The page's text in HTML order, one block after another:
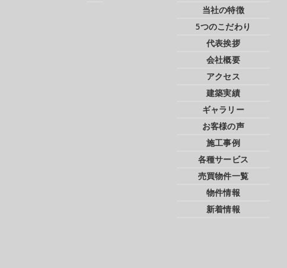
当社の特徴
5つのこだわり
代表挨拶
会社概要
アクセス
建築実績
ギャラリー
お客様の声
施工事例
各種サービス
売買物件一覧
物件情報
新着情報